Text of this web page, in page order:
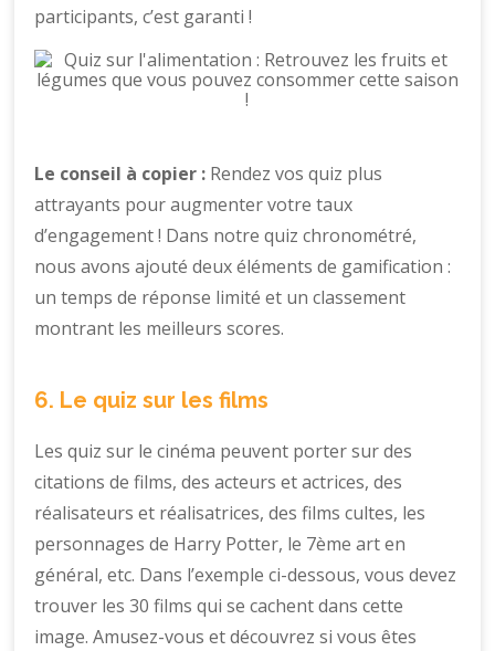
participants, c’est garanti !
Le conseil à copier : Rendez vos quiz plus
attrayants pour augmenter votre taux
d’engagement ! Dans notre quiz chronométré,
nous avons ajouté deux éléments de gamification :
un temps de réponse limité et un classement
montrant les meilleurs scores.
6. Le quiz sur les films
Les quiz sur le cinéma peuvent porter sur des
citations de films, des acteurs et actrices, des
réalisateurs et réalisatrices, des films cultes, les
personnages de Harry Potter, le 7ème art en
général, etc. Dans l’exemple ci-dessous, vous devez
trouver les 30 films qui se cachent dans cette
image. Amusez-vous et découvrez si vous êtes